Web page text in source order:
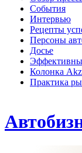
События
Интервью
Рецепты
Персоны
Досье
Колонка
Практика